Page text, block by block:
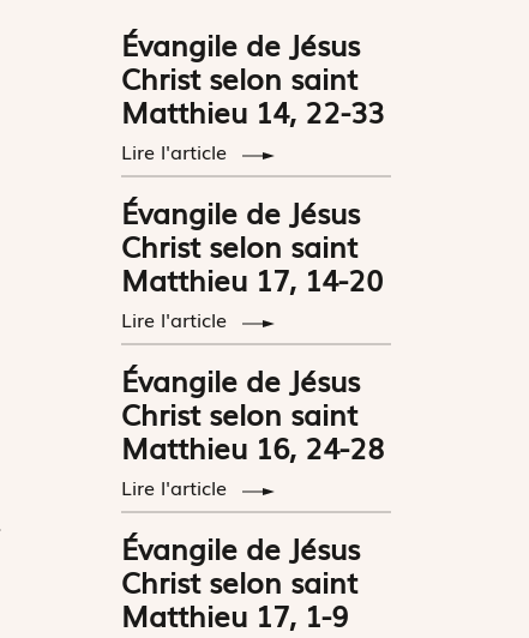
Évangile de Jésus
Christ selon saint
Matthieu 14, 22-33
Lire l'article
Évangile de Jésus
Christ selon saint
Matthieu 17, 14-20
Lire l'article
Évangile de Jésus
Christ selon saint
Matthieu 16, 24-28
Lire l'article
Évangile de Jésus
Christ selon saint
Matthieu 17, 1-9